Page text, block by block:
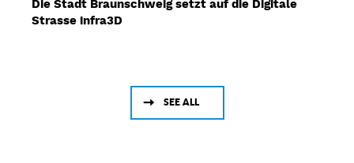
Die Stadt Braunschweig setzt auf die Digitale
Strasse infra3D
SEE ALL